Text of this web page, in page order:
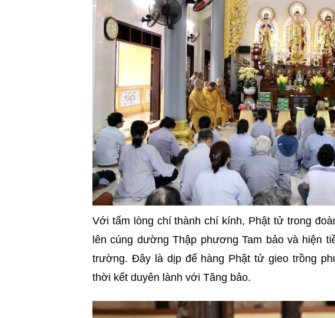
Với tấm lòng chí thành chí kính, Phật tử trong
lên cúng dường Thập phương Tam bảo và hiện
trường. Đây là dịp để hàng Phật tử gieo trồng
thời kết duyên lành với Tăng bảo.